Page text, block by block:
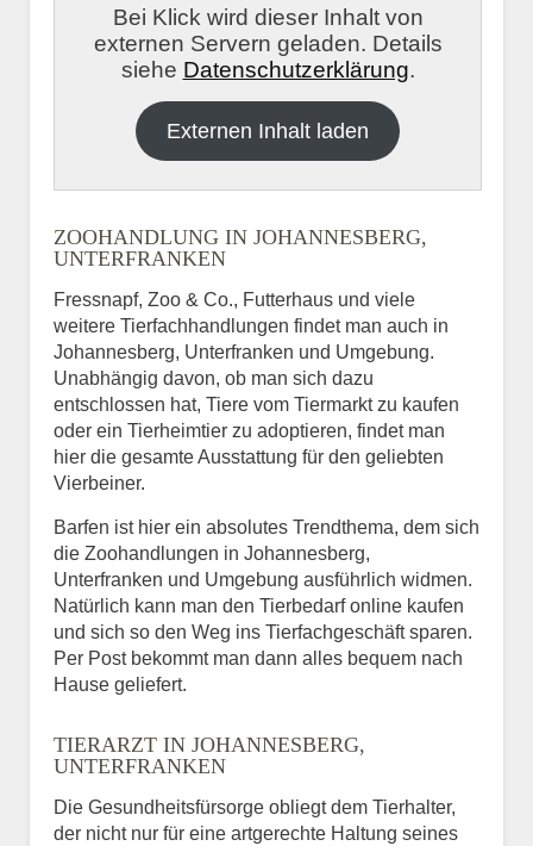
Bei Klick wird dieser Inhalt von
externen Servern geladen. Details
siehe Datenschutzerklärung.
Externen Inhalt laden
ZOOHANDLUNG IN JOHANNESBERG,
UNTERFRANKEN
Fressnapf, Zoo & Co., Futterhaus und viele
weitere Tierfachhandlungen findet man auch in
Johannesberg, Unterfranken und Umgebung.
Unabhängig davon, ob man sich dazu
entschlossen hat, Tiere vom Tiermarkt zu kaufen
oder ein Tierheimtier zu adoptieren, findet man
hier die gesamte Ausstattung für den geliebten
Vierbeiner.
Barfen ist hier ein absolutes Trendthema, dem sich
die Zoohandlungen in Johannesberg,
Unterfranken und Umgebung ausführlich widmen.
Natürlich kann man den Tierbedarf online kaufen
und sich so den Weg ins Tierfachgeschäft sparen.
Per Post bekommt man dann alles bequem nach
Hause geliefert.
TIERARZT IN JOHANNESBERG,
UNTERFRANKEN
Die Gesundheitsfürsorge obliegt dem Tierhalter,
der nicht nur für eine artgerechte Haltung seines